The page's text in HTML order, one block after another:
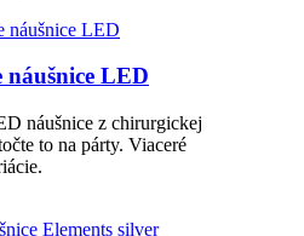
náušnice LED
náušnice z chirurgickej
to na párty. Viaceré